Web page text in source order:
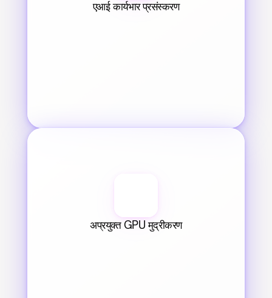
एआई कार्यभार प्रसंस्करण
अप्रयुक्त GPU मुद्रीकरण